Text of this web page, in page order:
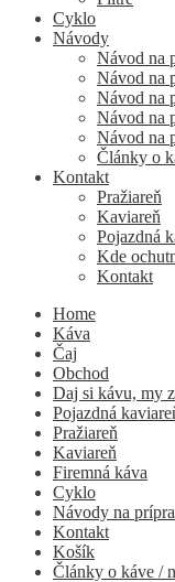
Cyklo
Návody
Návod na
Návod na
Návod na
Návod na
Návod na
Články o
Kontakt
Pražiareň
Kaviareň
Pojazdná
Kde
Kontakt
Home
Káva
Čaj
Obchod
Daj si kávu, my
Pojazdná
Pražiareň
Kaviareň
Firemná káva
Cyklo
Návody na
Kontakt
Košík
Články o káve /